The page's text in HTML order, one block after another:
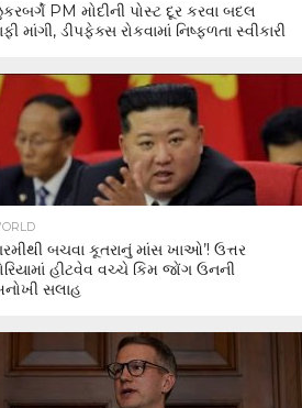
PM મોદીની પોસ્ટ દૂર કરવા બદલ
માંગી, ડીપફેક્સ રોકવામાં નિષ્ફળતા સ્વીકારી
બચવા કૂતરાનું માંસ ખાઓ’! ઉત્તર
હીટવેવ વચ્ચે કિમ જોંગ ઉનની
સલાહ